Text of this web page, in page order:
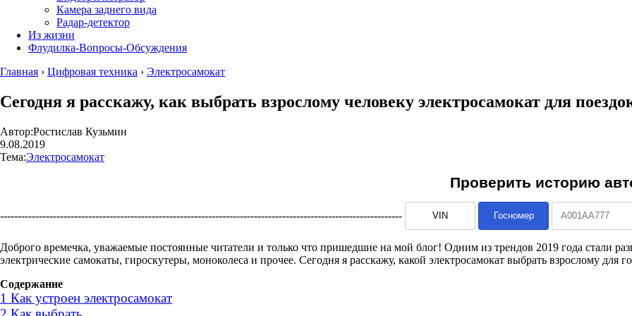
Камера заднего вида
Радар-детектор
Из жизни
Флудилка-Вопросы-Обсуждения
Главная › Цифровая техника › Электросамокат
Сегодня я расскажу, как выбрать взрослому человеку электросамокат для
Автор:Ростислав Кузьмин
9.08.2019
Тема:Электросамокат
------------------------------------------------------------------------------------------------------------------
Доброго времечка, уважаемые постоянные читатели и только что пришедшие на мой блог! Одним из трендов 2019 года стали
электрические самокаты, гироскутеры, моноколеса и прочее. Сегодня я расскажу, какой электросамокат выбрать взрослому для
Содержание
1 Как устроен электросамокат